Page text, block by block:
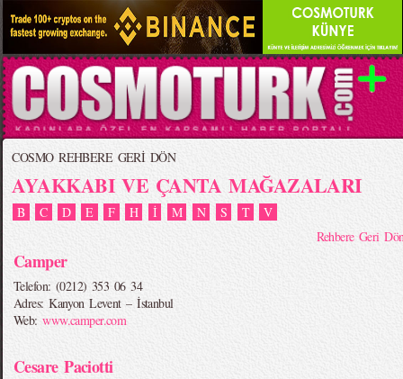
COSMO REHBERE GERİ DÖN
AYAKKABI VE ÇANTA MAĞAZALARI
B C D E F H İ M N S T
V
Rehbere Geri
Camper
Telefon: (0212) 353 06 34
Adres: Kanyon Levent – İstanbul
Web:www.camper.com
Cesare Paciotti